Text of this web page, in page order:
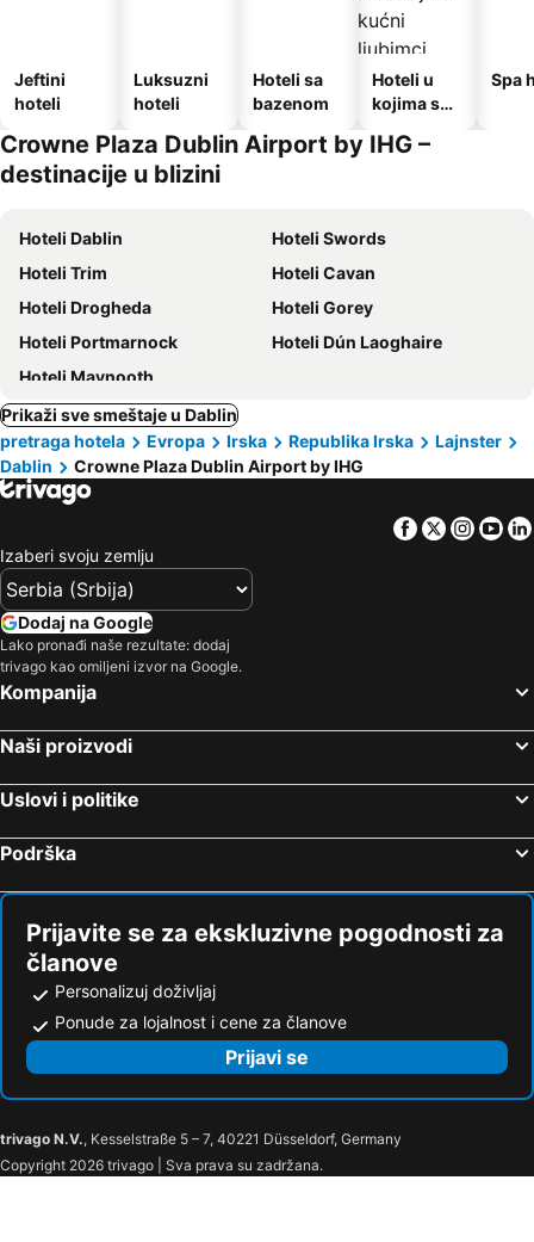
Jeftini
hoteli
Luksuzni
hoteli
Hoteli sa
bazenom
Hoteli u
kojima su
kućni
Spa
Crowne Plaza Dublin Airport by IHG –
destinacije u blizini
Hoteli Dablin
Hoteli Swords
Hoteli Trim
Hoteli Cavan
Hoteli Drogheda
Hoteli Gorey
Hoteli Portmarnock
Hoteli Dún Laoghaire
Hoteli Maynooth
Prikaži sve smeštaje u Dablin
pretraga hotela
Evropa Irska Republika Irska
Lajnster
Dablin
Crowne Plaza Dublin Airport by IHG
Facebook
Twitter
Izaberi svoju zemlju
Dodaj na Google
Lako pronađi naše rezultate: dodaj
trivago kao omiljeni izvor na Google.
Kompanija
Naši proizvodi
Uslovi i politike
Podrška
Prijavite se za ekskluzivne pogodnosti za
članove
Personalizuj doživljaj
Ponude za lojalnost i cene za članove
Prijavi se
trivago N.V., Kesselstraße 5 – 7, 40221 Düsseldorf, Germany
Copyright 2026 trivago | Sva prava su zadržana.